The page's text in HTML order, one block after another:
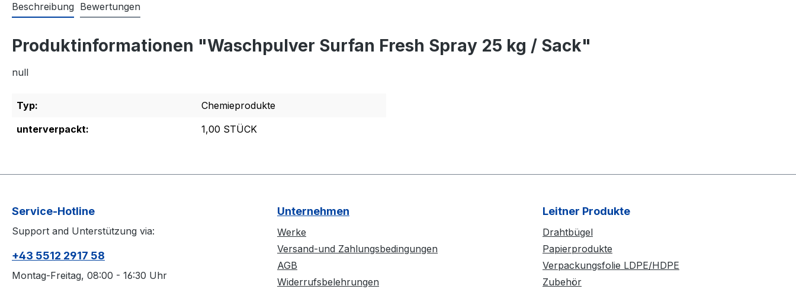
Beschreibung Bewertungen
Produktinformationen "Waschpulver Surfan Fresh Spray 25 kg / Sack"
null
Typ:
Chemieprodukte
unterverpackt:
1,00 STÜCK
Service-Hotline
Support and Unterstützung via:
+43 5512 2917 58
Montag-Freitag, 08:00 - 16:30 Uhr
Unternehmen
Werke
Versand-und Zahlungsbedingungen
AGB
Widerrufsbelehrungen
Leitner Produkte
Drahtbügel
Papierprodukte
Verpackungsfolie LDPE/HDPE
Zubehör